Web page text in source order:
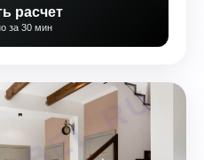
расчет
за 30 мин